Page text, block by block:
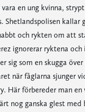
en ung kvinna,
Shetlandspolisen kallar
och rykten om att
ignorerar ryktena
sig som en skugga
när fåglarna sjunger
Här förbereder man en
nog ganska glest